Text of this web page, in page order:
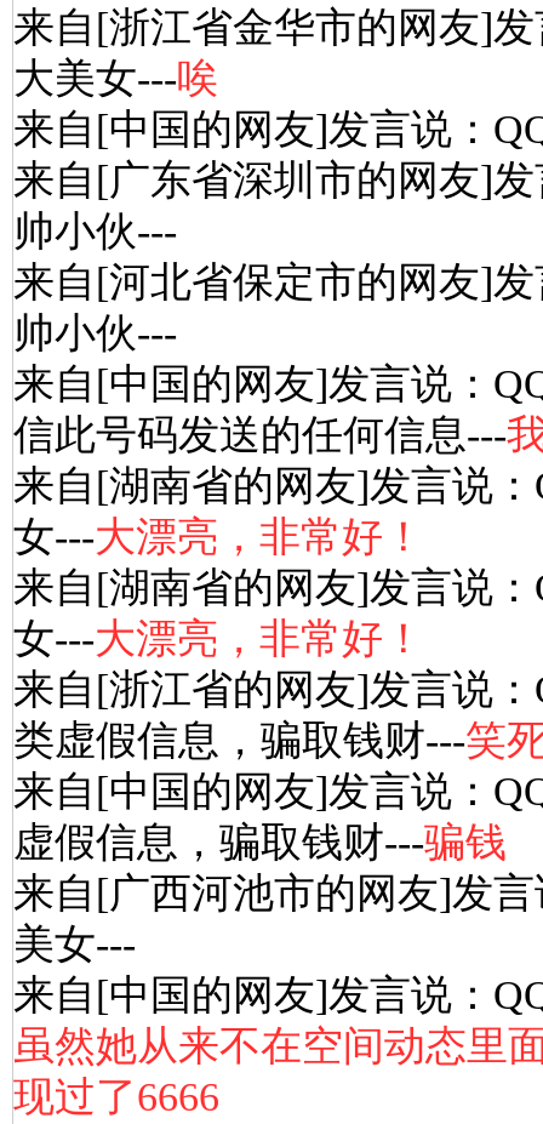
来自[浙江省金华市的网友]
大美女---唉
来自[中国的网友]发言说：
来自[广东省深圳市的网友]
帅小伙---
来自[河北省保定市的网友]
帅小伙---
来自[中国的网友]发言说：
信此号码发送的任何信息---
来自[湖南省的网友]发言说
女---大漂亮，非常好！
来自[湖南省的网友]发言说
女---大漂亮，非常好！
来自[浙江省的网友]发言说
类虚假信息，骗取钱财---笑
来自[中国的网友]发言说：
虚假信息，骗取钱财---骗钱
来自[广西河池市的网友]发
美女---
来自[中国的网友]发言说：
虽然她从来不在空间动态里
现过了6666